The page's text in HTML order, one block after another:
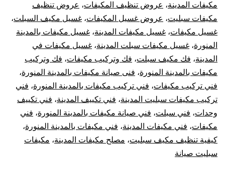
مكيفات المدينة، عروض تنظيف المكيفات، عروض تنظيف
مكيفات سبليت، عروض غسيل المكيفات، غسيل مكيف السبلت،
غسيل مكيفات، غسيل مكيفات المدينة، غسيل مكيفات بالمدينة
المنورة، غسيل مكيفات سبلت المدينة، غسيل مكيفات في
المدينة، فك مكيف سبلت، فك وتركيب مكيفات، فك وتركيب
مكيفات بالمدينة المنورة، فنى صيانة مكيفات بالمدينة المنورة،
فني تركيب مكيفات، فني تركيب مكيفات بالمدينة المنورة، فني
تركيب مكيفات سبليت المدينة، فني تكييف المدينة، فني تكييف
وحدات، فني سبلت، فني صيانة مكيفات بالمدينة المنورة، فني
مكيفات، فني مكيفات المدينة، فني مكيفات بالمدينة المنورة،
كيفية تنظيف مكيف سبليت، مصلح مكيفات المدينة، مكيفات
سبليت صيانة